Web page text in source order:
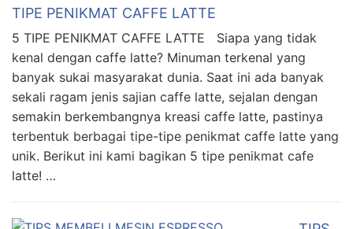
TIPE PENIKMAT CAFFE LATTE
5 TIPE PENIKMAT CAFFE LATTE Siapa yang tidak
kenal dengan caffe latte? Minuman terkenal yang
banyak sukai masyarakat dunia. Saat ini ada banyak
sekali ragam jenis sajian caffe latte, sejalan dengan
semakin berkembangnya kreasi caffe latte, pastinya
terbentuk berbagai tipe-tipe penikmat caffe latte yang
unik. Berikut ini kami bagikan 5 tipe penikmat cafe
latte! …